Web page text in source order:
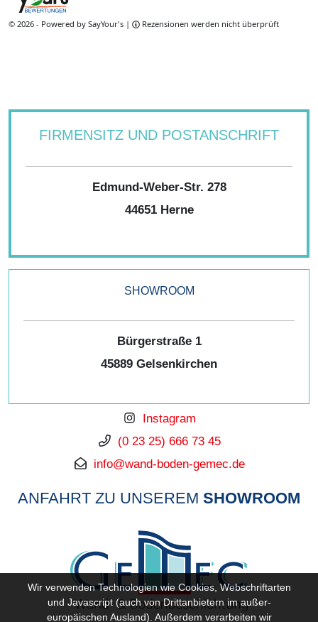
FIRMENSITZ UND POSTANSCHRIFT
Edmund-Weber-Str. 278
44651 Herne
SHOWROOM
Bürgerstraße 1
45889 Gelsenkirchen
Instagram
(0 23 25) 666 73 45
info@wand-boden-gemec.de
ANFAHRT ZU UNSEREM SHOWROOM
Wir verwenden Technologien wie Cookies, Webschriftarten
und Javascript (auch von Drittanbietern im außer-
europäischen Ausland). Außerdem verarbeiten wir